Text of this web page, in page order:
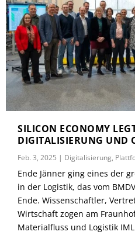
SILICON ECONOMY
DIGITALISIERUNG UND
Feb. 3, 2025 | Digitalisierung,
Ende Jänner ging eines der
in der Logistik, das vom
Ende. Wissenschaftler,
Wirtschaft zogen am
Materialfluss und Logistik